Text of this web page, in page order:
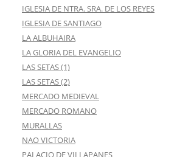
IGLESIA DE NTRA. SRA. DE LOS REYES
IGLESIA DE SANTIAGO
LA ALBUHAIRA
LA GLORIA DEL EVANGELIO
LAS SETAS (1)
LAS SETAS (2)
MERCADO MEDIEVAL
MERCADO ROMANO
MURALLAS
NAO VICTORIA
PALACIO DE VILLAPANES